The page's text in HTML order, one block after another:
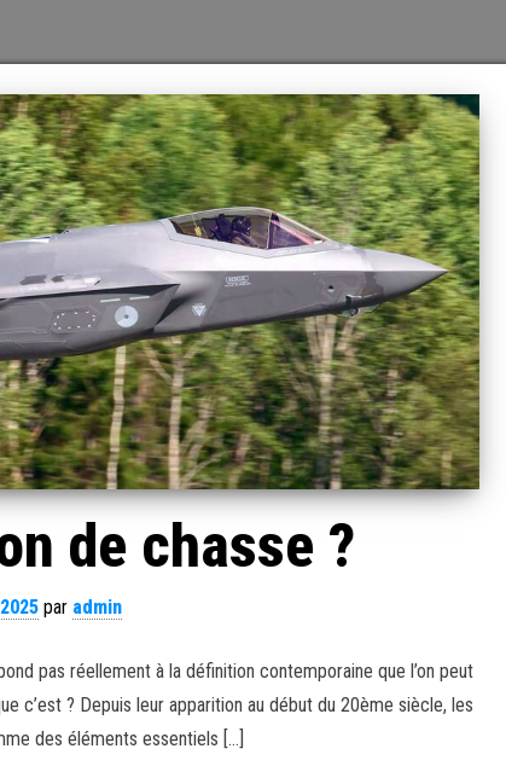
de chasse ?
par admin
pas réellement à la définition contemporaine que l’on peut
c’est ? Depuis leur apparition au début du 20ème siècle, les
des éléments essentiels […]